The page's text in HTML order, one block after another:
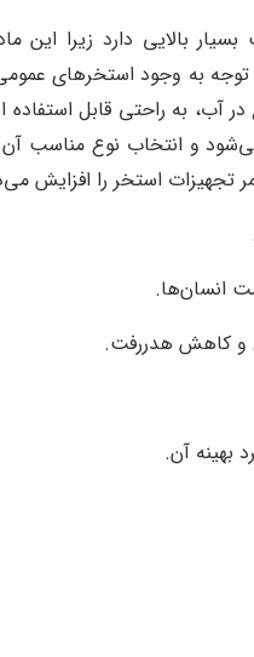
بالایی دارد زیرا این
توجه به وجود
به راحتی قابل استفاده
می‌شود و انتخاب نوع
تجهیزات استخر را افزایش
انسان‌ها.
و کاهش هدررفت.
بهینه آن.